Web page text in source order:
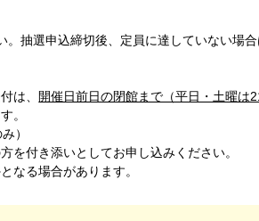
抽選申込締切後、定員に達していない場
は、 開催日前日の閉館まで（平日・土曜は
。
）
を付き添いとしてお申し込みください。
なる場合があります。